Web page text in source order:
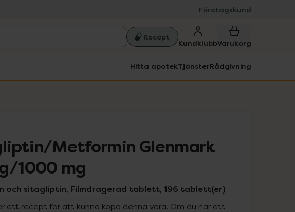
Företagskund
Recept
KundklubbVarukorg
Hitta apotekTjänsterRådgivning
Metformin Glenmark
1000 mg
och sitagliptin, Filmdragerad tablett, 196 tablett(er)
ett recept för att kunna köpa denna vara. Om du har ett